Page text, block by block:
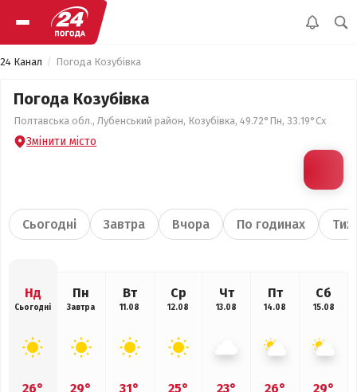
24 Канал Погода Козубівка
Погода Козубівка
Полтавська обл., Лубенський район, Козубівка, 49.72°Пн, 33.19°Сх
Змінити місто
Сьогодні Завтра Вчора По годинах
Нд
Сьогодні
26°
Пн
Завтра
29°
Вт
11.08
31°
Ср
12.08
25°
Чт
13.08
23°
Пт
14.08
26°
Сб
15.08
29°